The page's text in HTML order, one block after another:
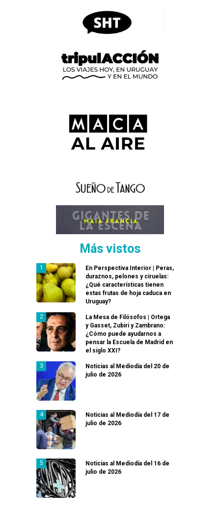
Más vistos
En Perspectiva Interior | Peras,
duraznos, pelones y ciruelas:
¿Qué características tienen
estas frutas de hoja caduca en
Uruguay?
La Mesa de Filósofos | Ortega
y Gasset, Zubiri y Zambrano:
¿Cómo puede ayudarnos a
pensar la Escuela de Madrid en
el siglo XXI?
Noticias al Mediodía del 20 de
julio de 2026
Noticias al Mediodía del 17 de
julio de 2026
Noticias al Mediodía del 16 de
julio de 2026